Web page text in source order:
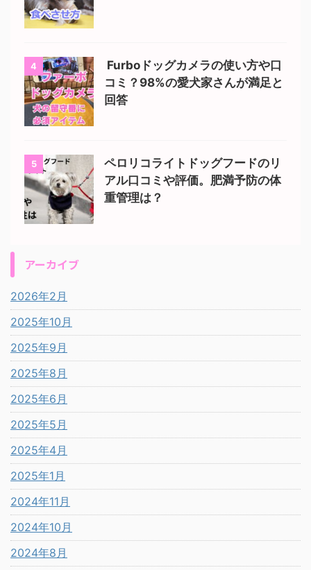
4
Furboドッグカメラの使い方や口
コミ？98%の愛犬家さんが満足と
回答
5
ペロリコライトドッグフードのリ
アル口コミや評価。肥満予防の体
重管理は？
アーカイブ
2026年2月
2025年10月
2025年9月
2025年8月
2025年6月
2025年5月
2025年4月
2025年1月
2024年11月
2024年10月
2024年8月